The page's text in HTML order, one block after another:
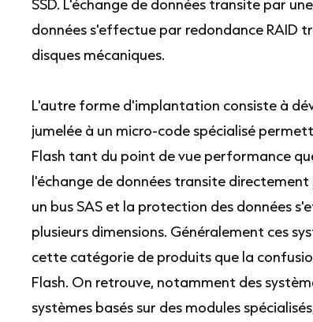
SSD. L'échange de données transite par
données s'effectue par redondance RAID
disques mécaniques.
L'autre forme d'implantation consiste à
jumelée à un micro-code spécialisé
Flash tant du point de vue performance
l'échange de données transite directement
un bus SAS et la protection des données
plusieurs dimensions. Généralement ces
cette catégorie de produits que la
Flash. On retrouve, notamment des
systèmes basés sur des modules